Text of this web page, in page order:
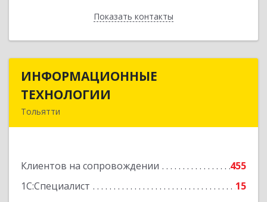
Показать контакты
Назад
ИНФОРМАЦИОННЫЕ
ТЕХНОЛОГИИ
Тольятти
Клиентов на сопровождении
455
1С:Специалист
15
ИНФОРМАЦИОННЫЕ
Подробнее